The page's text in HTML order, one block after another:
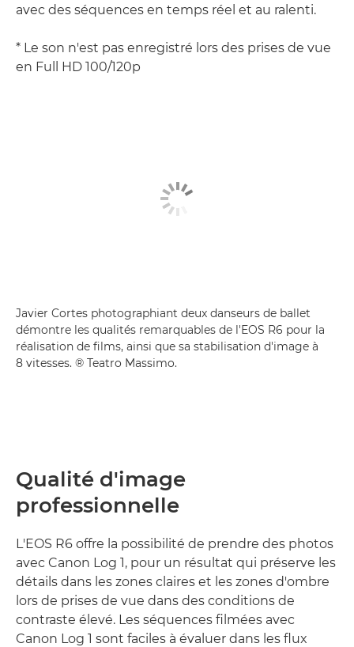
avec des séquences en temps réel et au ralenti.
* Le son n'est pas enregistré lors des prises de vue
en Full HD 100/120p
Javier Cortes photographiant deux danseurs de ballet
démontre les qualités remarquables de l'EOS R6 pour la
réalisation de films, ainsi que sa stabilisation d'image à
8 vitesses. ® Teatro Massimo.
Qualité d'image
professionnelle
L'EOS R6 offre la possibilité de prendre des photos
avec Canon Log 1, pour un résultat qui préserve les
détails dans les zones claires et les zones d'ombre
lors de prises de vue dans des conditions de
contraste élevé. Les séquences filmées avec
Canon Log 1 sont faciles à évaluer dans les flux